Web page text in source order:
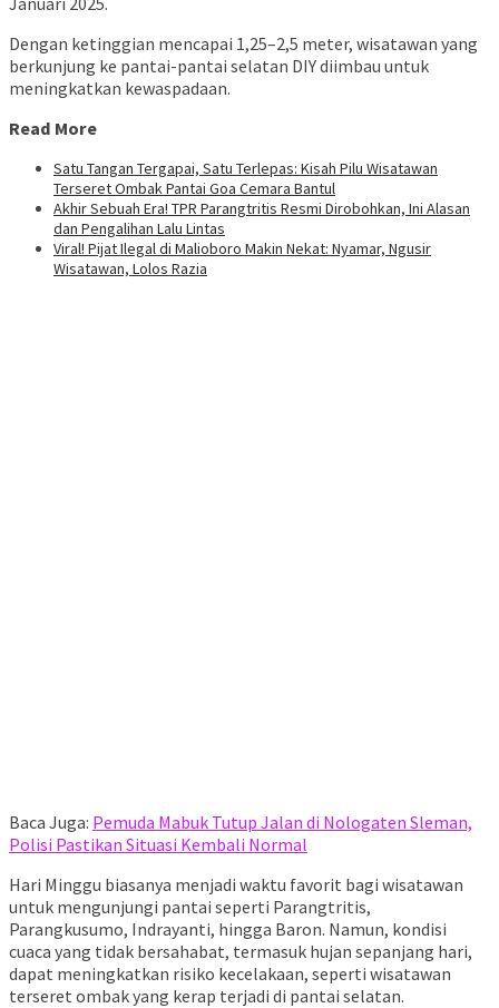
Dengan ketinggian mencapai 1,25–2,5 meter, wisatawan yang
berkunjung ke pantai-pantai selatan DIY diimbau untuk
meningkatkan kewaspadaan.
Read More
Satu Tangan Tergapai, Satu Terlepas: Kisah Pilu Wisatawan
Terseret Ombak Pantai Goa Cemara Bantul
Akhir Sebuah Era! TPR Parangtritis Resmi Dirobohkan, Ini Alasan
dan Pengalihan Lalu Lintas
Viral! Pijat Ilegal di Malioboro Makin Nekat: Nyamar, Ngusir
Wisatawan, Lolos Razia
Baca Juga: Pemuda Mabuk Tutup Jalan di Nologaten Sleman,
Polisi Pastikan Situasi Kembali Normal
Hari Minggu biasanya menjadi waktu favorit bagi wisatawan
untuk mengunjungi pantai seperti Parangtritis,
Parangkusumo, Indrayanti, hingga Baron. Namun, kondisi
cuaca yang tidak bersahabat, termasuk hujan sepanjang hari,
dapat meningkatkan risiko kecelakaan, seperti wisatawan
terseret ombak yang kerap terjadi di pantai selatan.